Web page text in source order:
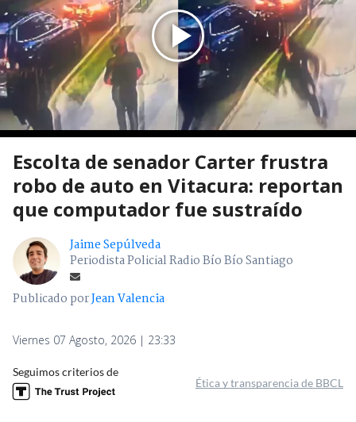
Escolta de senador Carter frustra
robo de auto en Vitacura: reportan
que computador fue sustraído
Jaime Sepúlveda
Periodista Policial Radio Bío Bío Santiago
Publicado porJean Valencia
Viernes 07 Agosto, 2026 | 23:33
Seguimos criterios de
Ética y transparencia de BBCL